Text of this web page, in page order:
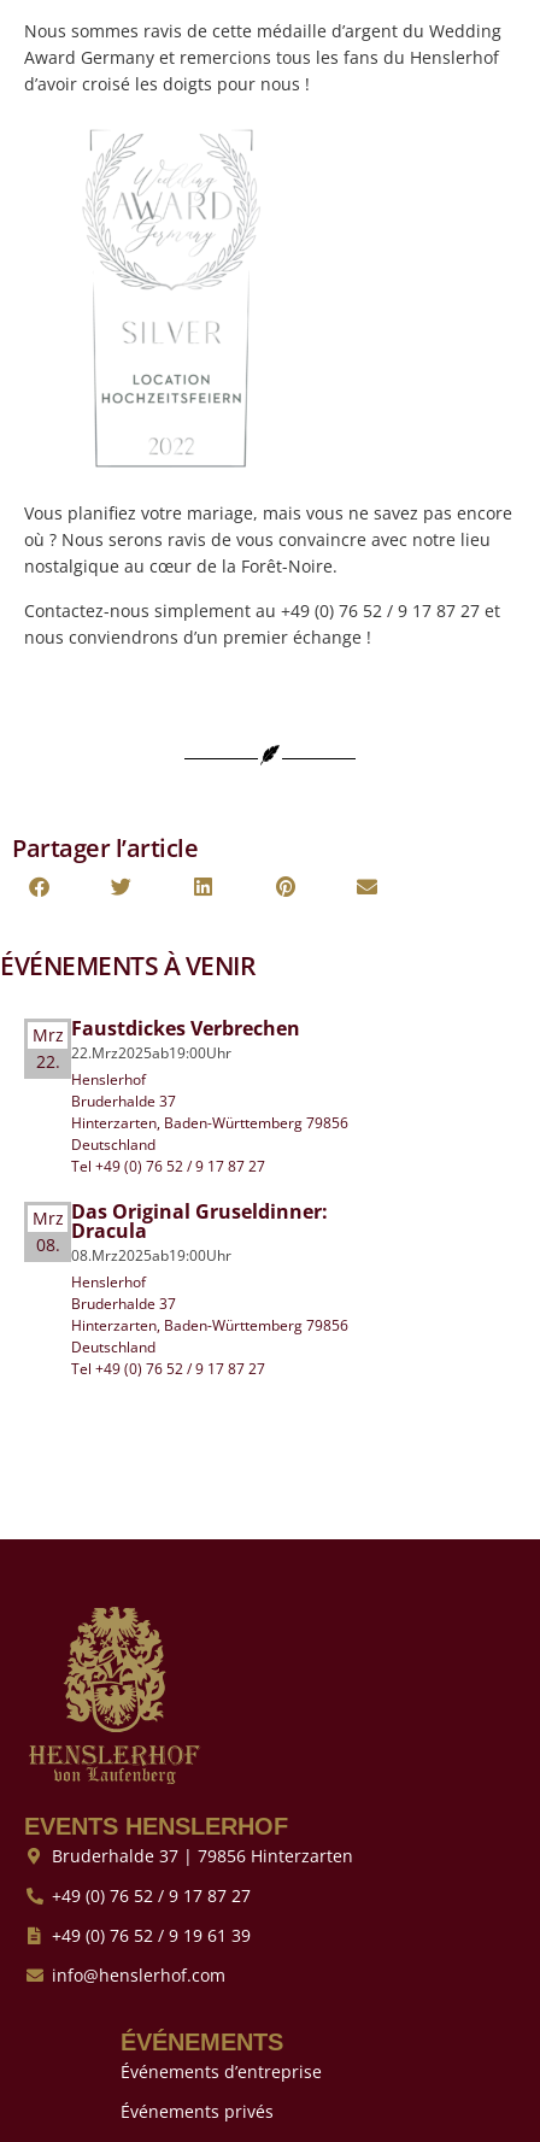
ÉVÉNEMENTS À VENIR
Mrz
22.
Faustdickes Verbrechen
22.Mrz2025ab19:00Uhr
Henslerhof
Bruderhalde 37
Hinterzarten, Baden-Württemberg 79856
Deutschland
Tel +49 (0) 76 52 / 9 17 87 27
Mrz
08.
Das Original Gruseldinner:
Dracula
08.Mrz2025ab19:00Uhr
Henslerhof
Bruderhalde 37
Hinterzarten, Baden-Württemberg 79856
Deutschland
Tel +49 (0) 76 52 / 9 17 87 27
Nous sommes ravis de cette médaille d’argent du Wedding
Award Germany et remercions tous les fans du Henslerhof
d’avoir croisé les doigts pour nous !
Vous planifiez votre mariage, mais vous ne savez pas encore
où ? Nous serons ravis de vous convaincre avec notre lieu
nostalgique au cœur de la Forêt-Noire.
Contactez-nous simplement au +49 (0) 76 52 / 9 17 87 27 et
nous conviendrons d’un premier échange !
Partager l’article
EVENTS HENSLERHOF
Bruderhalde 37 | 79856 Hinterzarten
+49 (0) 76 52 / 9 17 87 27
+49 (0) 76 52 / 9 19 61 39
info@henslerhof.com
ÉVÉNEMENTS
Événements d’entreprise
Événements privés